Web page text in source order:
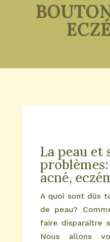
La peau et
acné,
A quoi sont dûs
de peau?
faire disparaître
Nous allons